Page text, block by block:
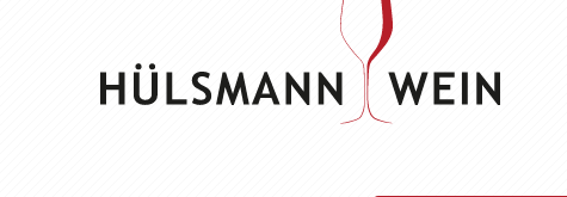
ZU DIESEM PRODUKT PASST ...